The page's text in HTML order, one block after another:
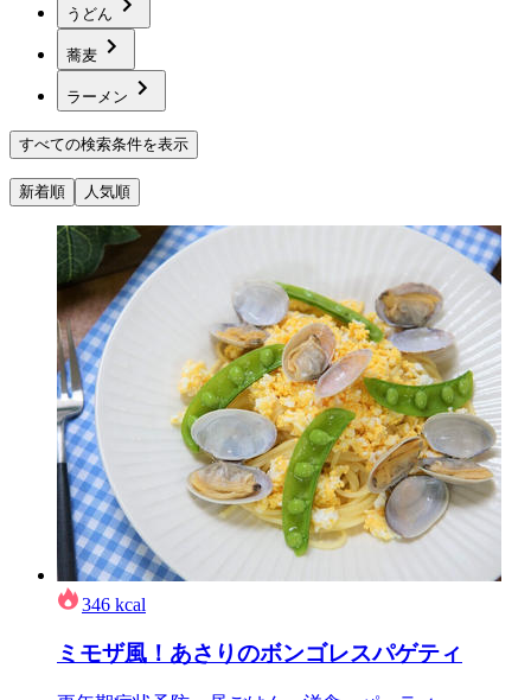
うどん
蕎麦
ラーメン
すべての検索条件を表示
新着順 人気順
346 kcal
ミモザ風！あさりのボンゴレスパゲティ